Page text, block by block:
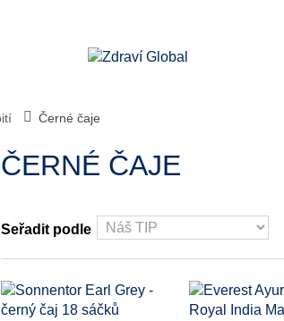
Černé čaje
ČERNÉ ČAJE
Seřadit podle